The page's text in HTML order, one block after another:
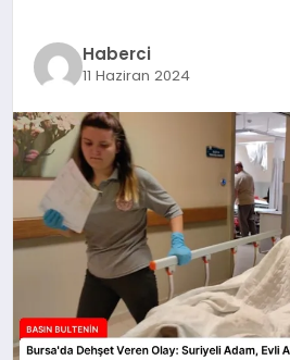
Haberci
11 Haziran 2024